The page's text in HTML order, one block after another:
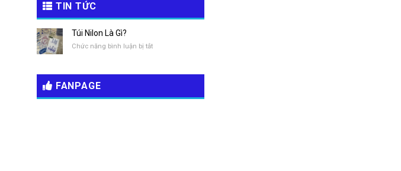
TIN TỨC
Túi Nilon Là Gì?
Chức năng bình luận bị tắtở
Là
FANPAGE